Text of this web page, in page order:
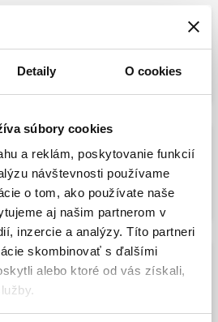
Detaily O cookies
súbory cookies
a reklám, poskytovanie funkcií
návštevnosti používame
o tom, ako používate naše
aj našim partnerom v
inzercie a analýzy. Títo partneri
skombinovať s ďalšími
alebo ktoré od vás získali,
spätný ventil s variabilnou
spätný ventil s variabilnou
BA typ.
spätný ventil s variabilnou
BA typ.